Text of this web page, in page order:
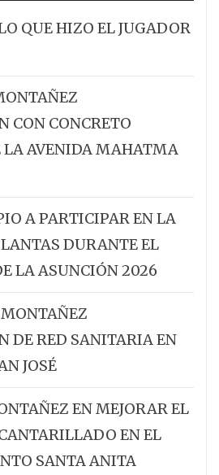
QUE HIZO EL JUGADOR
CON CONCRETO
AVENIDA MAHATMA
A PARTICIPAR EN LA
DURANTE EL
LA ASUNCIÓN 2026
DE RED SANITARIA EN
JOSÉ
EN MEJORAR EL
EN EL
SANTA ANITA